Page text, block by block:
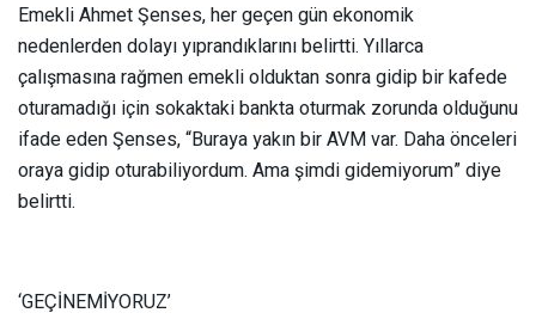
Emekli Ahmet Şenses, her geçen gün ekonomik
nedenlerden dolayı yıprandıklarını belirtti. Yıllarca
çalışmasına rağmen emekli olduktan sonra gidip bir kafede
oturamadığı için sokaktaki bankta oturmak zorunda olduğunu
ifade eden Şenses, “Buraya yakın bir AVM var. Daha önceleri
oraya gidip oturabiliyordum. Ama şimdi gidemiyorum” diye
belirtti.
‘GEÇİNEMİYORUZ’